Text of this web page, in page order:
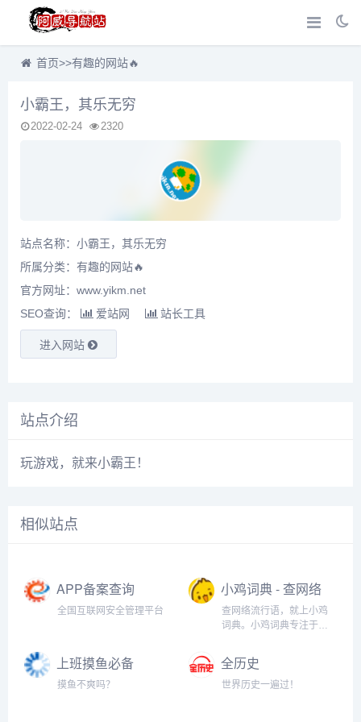
首页>>有趣的网站🔥
小霸王，其乐无穷
2022-02-24 2320
站点名称：小霸王，其乐无穷
所属分类： 有趣的网站🔥
官方网址：www.yikm.net
SEO查询：
爱站网 站长工具
进入网站
站点介绍
玩游戏，就来小霸王！
相似站点
APP备案查询
全国互联网安全管理平台
小鸡词典 - 查网络
流行语，就上小
鸡词典
查网络流行语，就上小鸡
词典。小鸡词典专注于网
以最快的速度在全网捕捉
当下的网络热词。以简单
明了，清晰易懂的形式，
上班摸鱼必备
（假装电脑系统
摸鱼不爽吗？
全历史
世界历史一遍过！